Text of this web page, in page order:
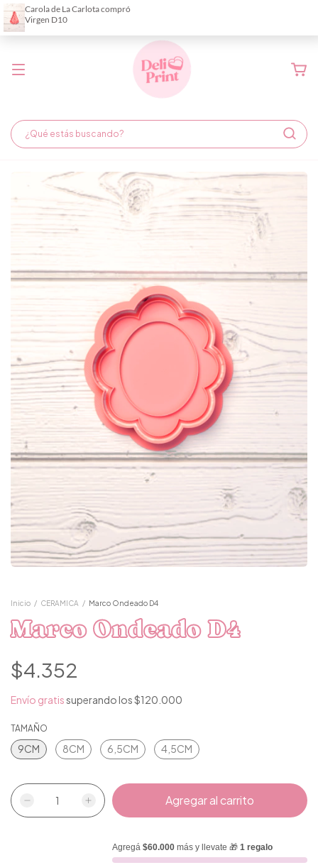
Demora de fabricación hasta 6 días hábiles
Inicio / CERAMICA / Marco Ondeado D4
Marco Ondeado D4
$4.352
Envío gratissuperando los$120.000
TAMAÑO
9CM 8CM 6,5CM 4,5CM
Agregá $60.000más y llevate 🎁 1 regalo